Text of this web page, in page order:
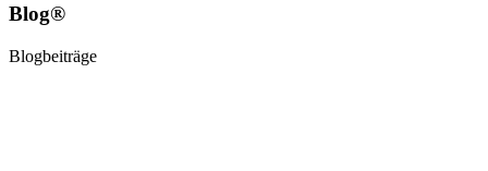
Blog®
Blogbeiträge